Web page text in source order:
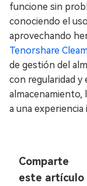
funcione sin
conociendo el
aprovechando
Tenorshare
de gestión del
con regularidad y
almacenamiento,
a una
Comparte
este artículo